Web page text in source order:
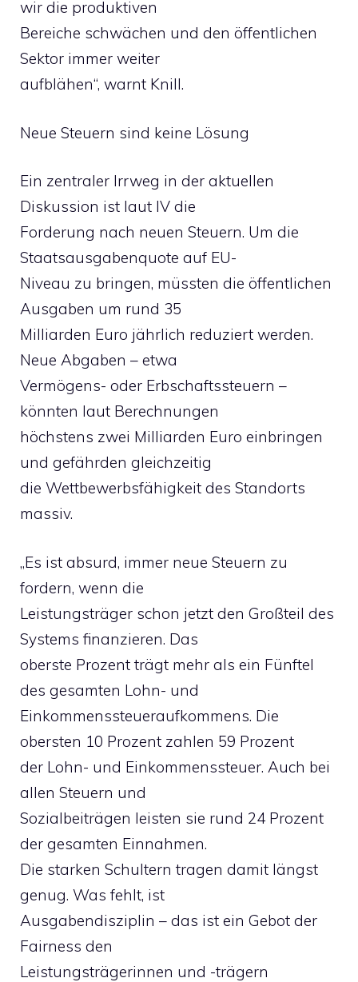
wir die produktiven
Bereiche schwächen und den öffentlichen
Sektor immer weiter
aufblähen“, warnt Knill.
Neue Steuern sind keine Lösung
Ein zentraler Irrweg in der aktuellen
Diskussion ist laut IV die
Forderung nach neuen Steuern. Um die
Staatsausgabenquote auf EU-
Niveau zu bringen, müssten die öffentlichen
Ausgaben um rund 35
Milliarden Euro jährlich reduziert werden.
Neue Abgaben – etwa
Vermögens- oder Erbschaftssteuern –
könnten laut Berechnungen
höchstens zwei Milliarden Euro einbringen
und gefährden gleichzeitig
die Wettbewerbsfähigkeit des Standorts
massiv.
„Es ist absurd, immer neue Steuern zu
fordern, wenn die
Leistungsträger schon jetzt den Großteil des
Systems finanzieren. Das
oberste Prozent trägt mehr als ein Fünftel
des gesamten Lohn- und
Einkommenssteueraufkommens. Die
obersten 10 Prozent zahlen 59 Prozent
der Lohn- und Einkommenssteuer. Auch bei
allen Steuern und
Sozialbeiträgen leisten sie rund 24 Prozent
der gesamten Einnahmen.
Die starken Schultern tragen damit längst
genug. Was fehlt, ist
Ausgabendisziplin – das ist ein Gebot der
Fairness den
Leistungsträgerinnen und -trägern